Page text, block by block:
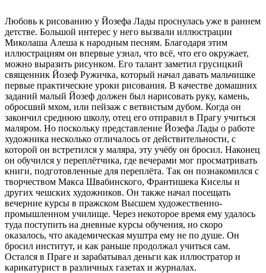
Любовь к рисованию у Йозефа Лады проснулась уже в раннем
детстве. Большой интерес у него вызвали иллюстрации
Миколаша Алеша к народным песням. Благодаря этим
иллюстрациям он впервые узнал, что всё, что его окружает,
можно выразить рисунком. Его талант заметил грусицкий
священник Йозеф Ружичка, который начал давать мальчишке
первые практические уроки рисования. В качестве домашних
заданий малый Йозеф должен был нарисовать руку, камень,
обросший мхом, или пейзаж с ветвистым дубом. Когда он
закончил среднюю школу, отец его отправил в Прагу учиться
маляром. Но поскольку представление Йозефа Лады о работе
художника несколько отличалось от действительности, с
которой он встретился у маляра, эту учёбу он бросил. Наконец
он обучился у переплётчика, где вечерами мог просматривать
книги, подготовленные для переплёта. Так он познакомился с
творчеством Макса Швабинского, Франтишека Киселы и
других чешских художников. Он также начал посещать
вечерние курсы в пражском Высшем художественно-
промышленном училище. Через некоторое время ему удалось
туда поступить на дневные курсы обучения, но скоро
оказалось, что академическая муштра ему не по душе. Он
бросил институт, и как раньше продолжал учиться сам.
Остался в Праге и зарабатывал деньги как иллюстратор и
карикатурист в различных газетах и журналах.